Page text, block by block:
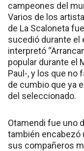
campeones del
Varios de los
de La Scaloneta
sucedió durante el
interpretó
popular durante el
Paul-, y los que no
de cumbio que ya
del seleccionado.
Otamendi fue uno
también encabezó
sus compañeros